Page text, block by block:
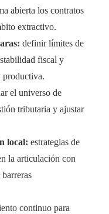
abierta los contratos
extractivo.
definir límites de
fiscal y
productiva.
el universo de
tributaria y ajustar
local: estrategias de
la articulación con
continuo para